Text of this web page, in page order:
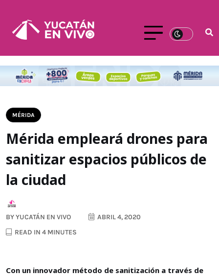
MÉRIDA
Mérida empleará drones para
sanitizar espacios públicos de
la ciudad
BYYUCATÁN EN VIVO
ABRIL 4, 2020
READ IN 4 MINUTES
Con un innovador método de sanitización a través de